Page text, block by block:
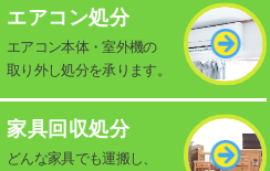
エアコン処分
エアコン本体・室外機の
取り外し処分を承ります。
家具回収処分
どんな家具でも運搬し、